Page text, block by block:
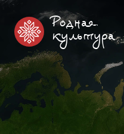
Родная
культура